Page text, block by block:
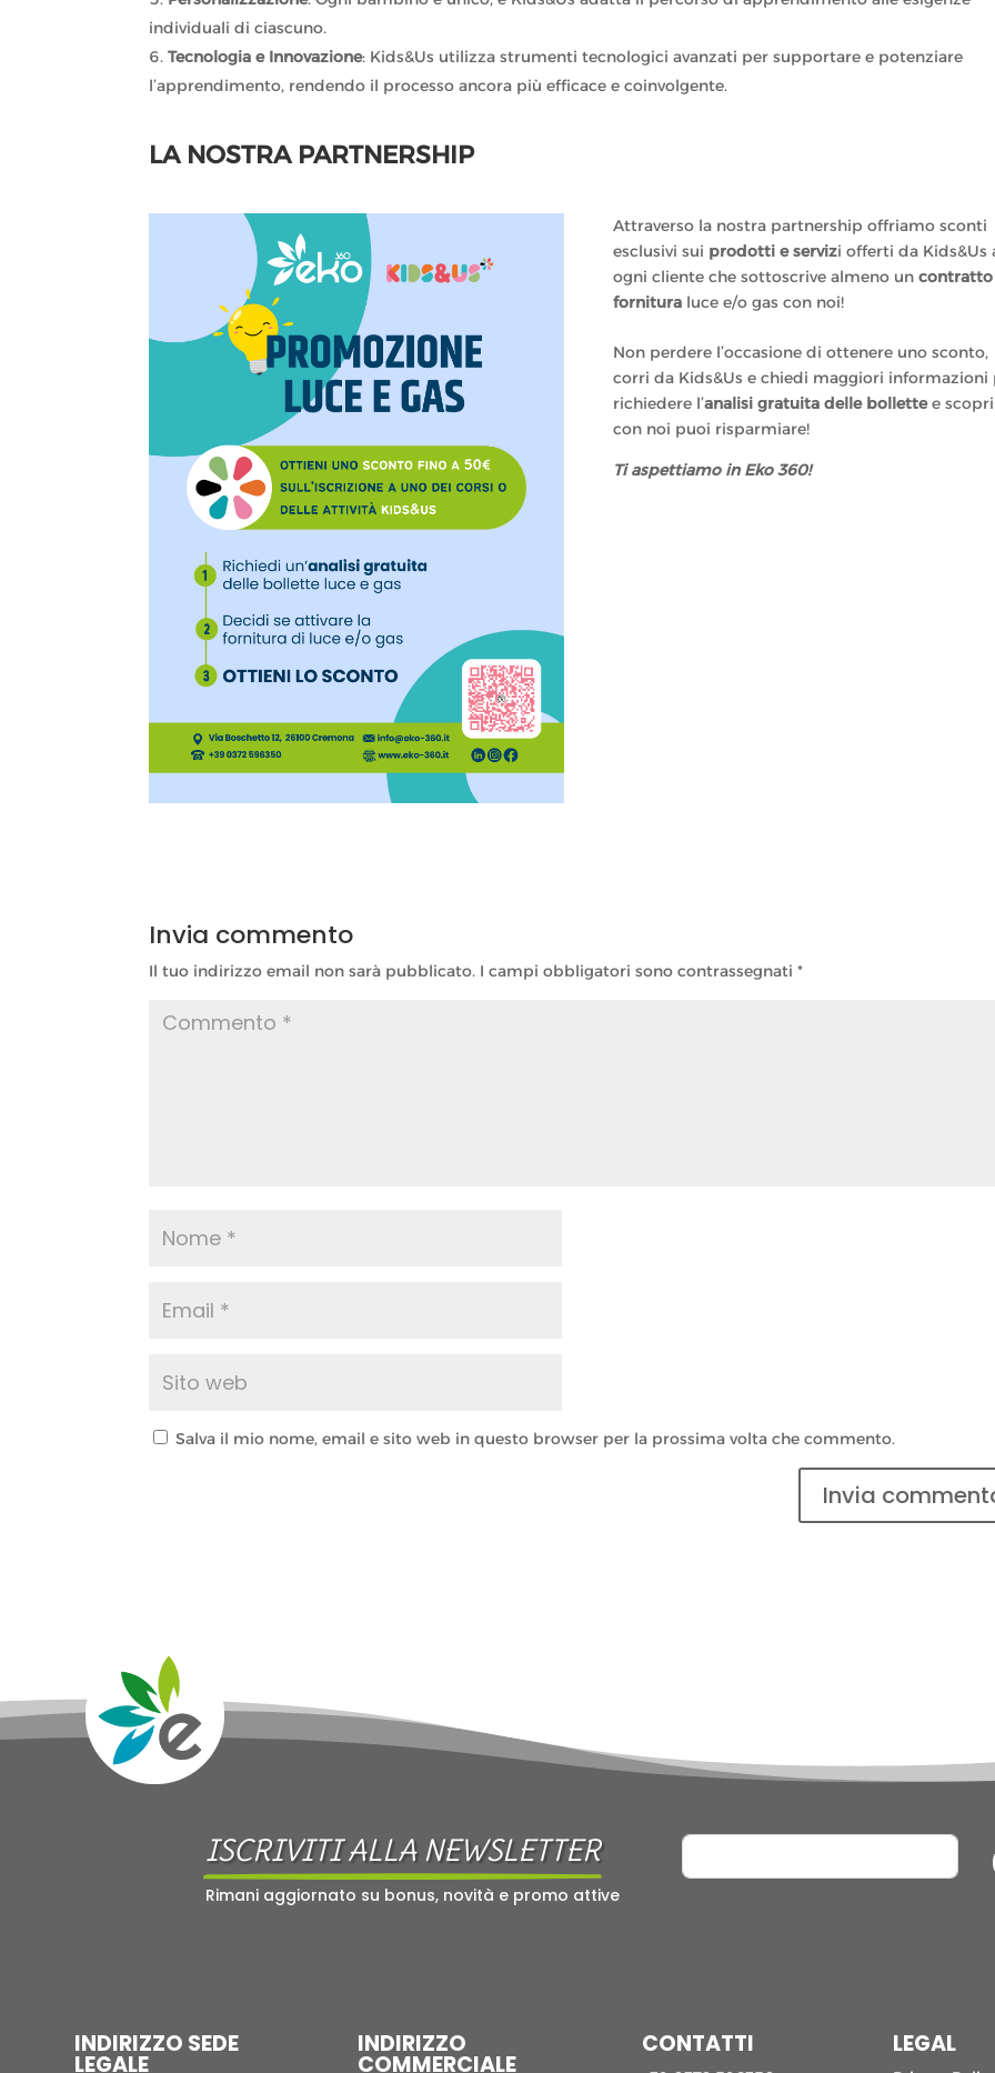
individuali di ciascuno.
Tecnologia e Innovazione: Kids&Us utilizza strumenti tecnologici avanzati per supportare e potenziare
l’apprendimento, rendendo il processo ancora più efficace e coinvolgente.
LA NOSTRA PARTNERSHIP
Attraverso la nostra partnership offriamo sconti
esclusivi sui prodotti e servizi offerti da Kids&Us
ogni cliente che sottoscrive almeno un
fornituraluce e/o gas con noi!
Non perdere l’occasione di ottenere uno sconto,
corri da Kids&Us e chiedi maggiori informazioni
richiedere l’analisi gratuita delle bollettee scopri
con noi puoi risparmiare!
Ti aspettiamo in Eko 360!
Invia commento
Il tuo indirizzo email non sarà pubblicato. I campi obbligatori sono contrassegnati*
Salva il mio nome, email e sito web in questo browser per la prossima volta che commento.
ISCRIVITI ALLA NEWSLETTER
Rimani aggiornato su bonus, novità e promo attive
INDIRIZZO SEDE
LEGALE
INDIRIZZO
COMMERCIALE
CONTATTI LEGAL